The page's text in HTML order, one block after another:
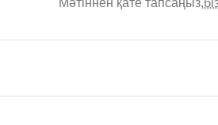
Мәтіннен қате тапсаңыз,